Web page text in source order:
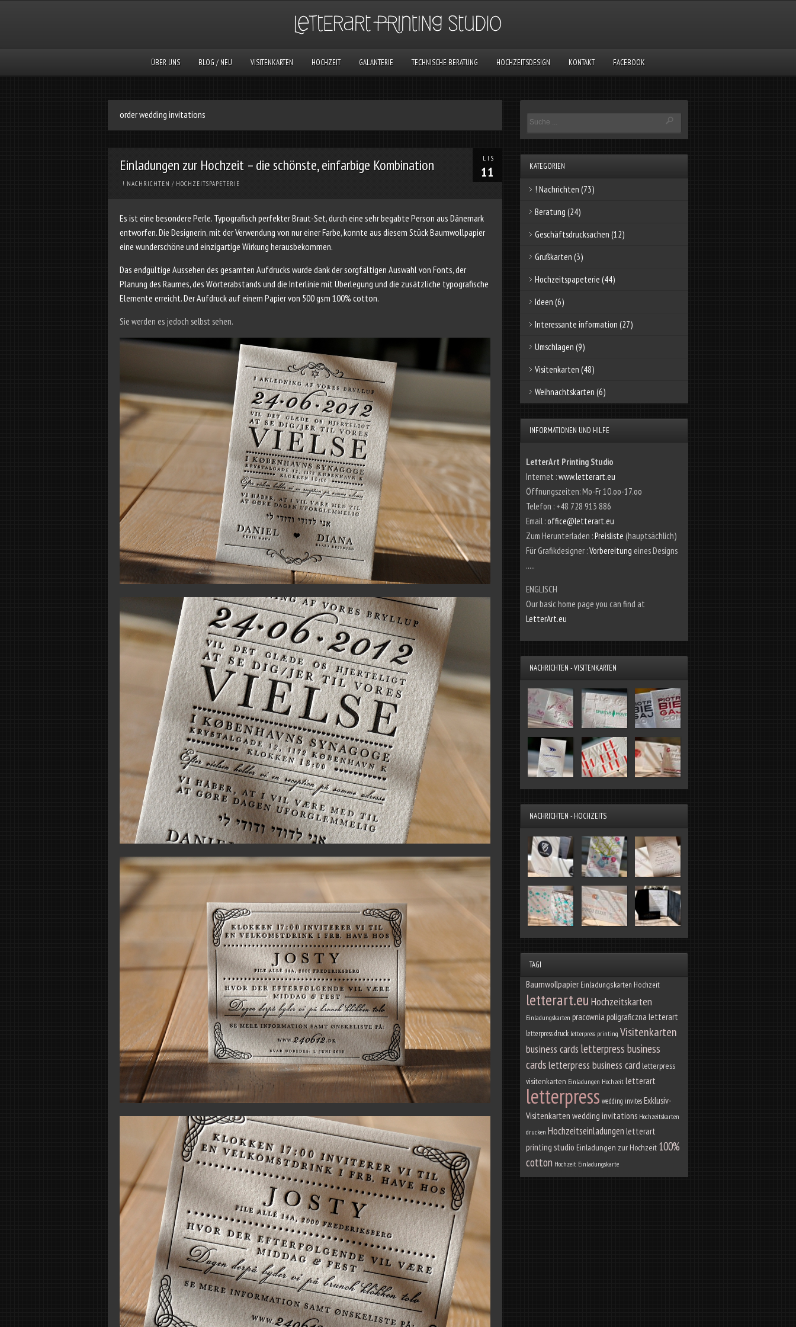
ÜBER UNS BLOG / NEU VISITENKARTEN HOCHZEIT GALANTERIE TECHNISCHE BERATUNG HOCHZEITSDESIGN KONTAKT FACEBOOK
order wedding invitations
LIS
11
Einladungen zur Hochzeit – die schönste, einfarbige Kombination
! NACHRICHTEN / HOCHZEITSPAPETERIE
Es ist eine besondere Perle. Typografisch perfekter Braut-Set, durch eine sehr begabte Person aus Dänemark
entworfen. Die Designerin, mit der Verwendung von nur einer Farbe, konnte aus diesem Stück Baumwollpapier
eine wunderschöne und einzigartige Wirkung herausbekommen.
Das endgültige Aussehen des gesamten Aufdrucks wurde dank der sorgfältigen Auswahl von Fonts, der
Planung des Raumes, des Wörterabstands und die Interlinie mit Überlegung und die zusätzliche typografische
Elemente erreicht. Der Aufdruck auf einem Papier von 500 gsm 100% cotton.
Sie werden es jedoch selbst sehen.
KATEGORIEN
! Nachrichten (73)
Beratung (24)
Geschäftsdrucksachen (12)
Grußkarten (3)
Hochzeitspapeterie (44)
Ideen (6)
Interessante information (27)
Umschlagen (9)
Visitenkarten (48)
Weihnachtskarten (6)
INFORMATIONEN UND HILFE
LetterArt Printing Studio
Internet :www.letterart.eu
Öffnungszeiten: Mo-Fr 10.oo-17.oo
Telefon : +48 728 913 886
Email :office@letterart.eu
Zum Herunterladen :Preisliste (hauptsächlich)
Für Grafikdesigner :Vorbereitung eines Designs
.....
ENGLISCH
Our basic home page you can find at
LetterArt.eu
NACHRICHTEN - VISITENKARTEN
NACHRICHTEN - HOCHZEITS
TAGI
Baumwollpapier Einladungskarten Hochzeit
letterart.eu Hochzeitskarten
Einladungskarten pracownia poligraficzna letterart
letterpress druck letterpress printing Visitenkarten
business cards letterpress business
cardsletterpress business card letterpress
visitenkarten Einladungen Hochzeit letterart
letterpress wedding invitesExklusiv-
Visitenkarten wedding invitations Hochzeitskarten
drucken Hochzeitseinladungen letterart
printing studio Einladungen zur Hochzeit 100%
cotton Hochzeit Einladungskarte